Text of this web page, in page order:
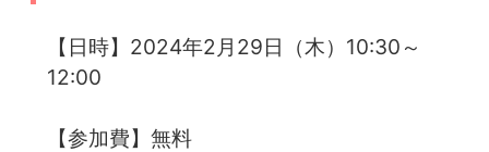
【日時】2024年2月29日（木）10:30～
12:00
【参加費】無料